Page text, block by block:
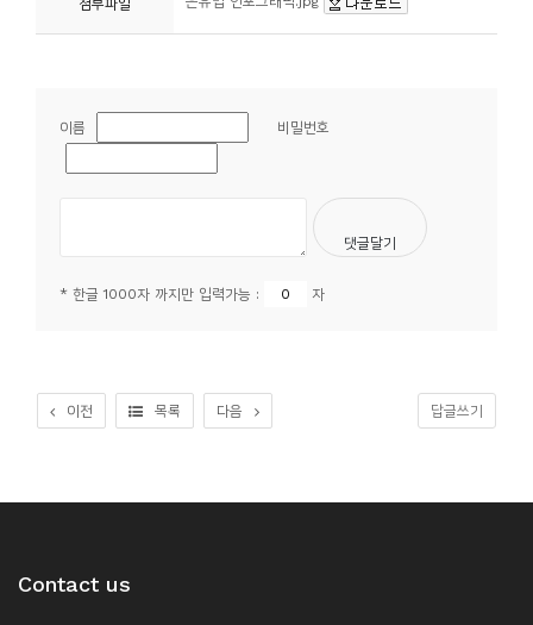
첨부파일
이름 비밀번호
* 한글 1000자 까지만 입력가능 : 자
이전 목록 다음 답글쓰기
Contact us